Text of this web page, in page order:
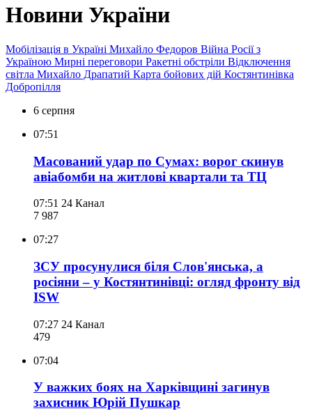
Новини України
Мобілізація в Україні Михайло Федоров Війна Росії з
Україною Мирні переговори Ракетні обстріли Відключення
світла Михайло Драпатий Карта бойових дій Костянтинівка
Добропілля
6 серпня
07:51
Масований удар по Сумах: ворог скинув
авіабомби на житлові квартали та ТЦ
07:51 24 Канал
7 987
07:27
ЗСУ просунулися біля Слов'янська, а
росіяни – у Костянтинівці: огляд фронту від
ISW
07:27 24 Канал
479
07:04
У важких боях на Харківщині загинув
захисник Юрій Пушкар